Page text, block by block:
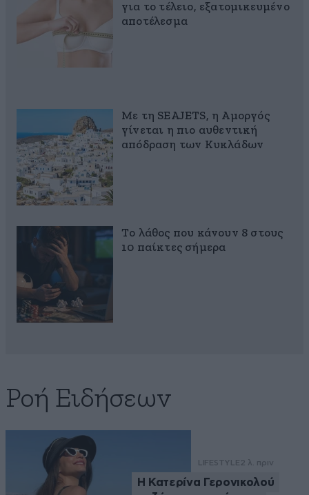
για το τέλειο, εξατομικευμένο
αποτέλεσμα
Με τη SEAJETS, η Αμοργός
γίνεται η πιο αυθεντική
απόδραση των Κυκλάδων
Το λάθος που κάνουν 8 στους
10 παίκτες σήμερα
Ροή Ειδήσεων
LIFESTYLE2 λ. πριν
Η Κατερίνα Γερονικολού